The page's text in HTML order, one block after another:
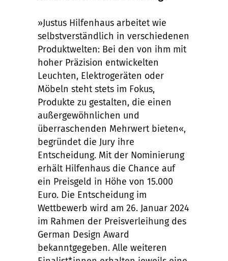
»Justus Hilfenhaus arbeitet wie
selbstverständlich in verschiedenen
Produktwelten: Bei den von ihm mit
hoher Präzision entwickelten
Leuchten, Elektrogeräten oder
Möbeln steht stets im Fokus,
Produkte zu gestalten, die einen
außergewöhnlichen und
überraschenden Mehrwert bieten«,
begründet die Jury ihre
Entscheidung. Mit der Nominierung
erhält Hilfenhaus die Chance auf
ein Preisgeld in Höhe von 15.000
Euro. Die Entscheidung im
Wettbewerb wird am 26. Januar 2024
im Rahmen der Preisverleihung des
German Design Award
bekanntgegeben. Alle weiteren